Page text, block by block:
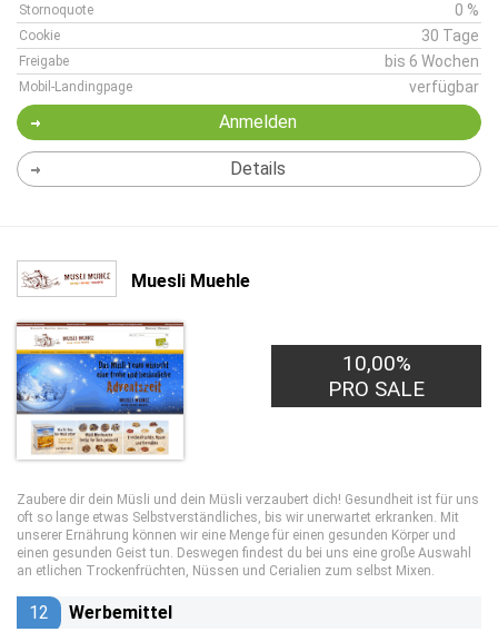
Stornoquote 0 %
Cookie 30 Tage
Freigabe bis 6 Wochen
Mobil-Landingpage verfügbar
Anmelden
Details
Muesli Muehle
10,00%
PRO SALE
Zaubere dir dein Müsli und dein Müsli verzaubert dich! Gesundheit ist für uns
oft so lange etwas Selbstverständliches, bis wir unerwartet erkranken. Mit
unserer Ernährung können wir eine Menge für einen gesunden Körper und
einen gesunden Geist tun. Deswegen findest du bei uns eine große Auswahl
an etlichen Trockenfrüchten, Nüssen und Cerialien zum selbst Mixen.
12 Werbemittel